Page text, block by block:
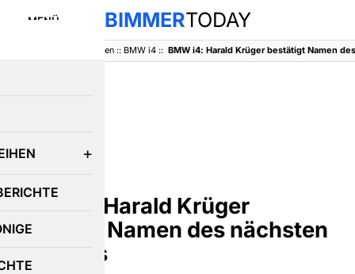
MENÜ BIMMERTODAY
Baureihen:: BMW i4::
BMW i4: Harald Krüger
bestätigt Namen des nächsten
i-Modells